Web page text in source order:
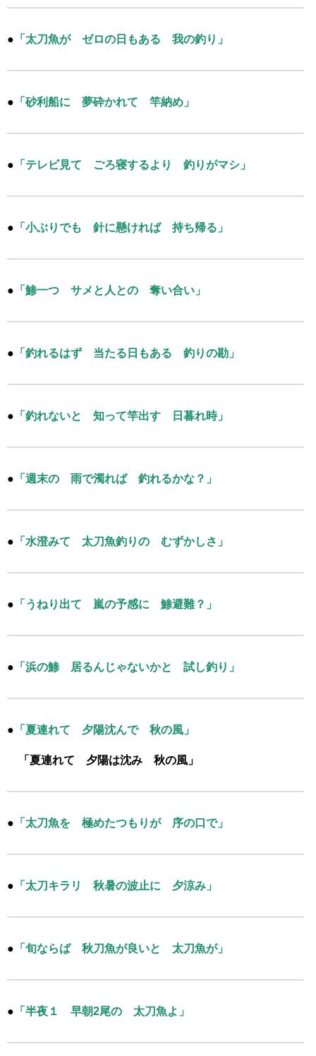
● 「太刀魚が ゼロの日もある 我の釣り」
● 「砂利船に 夢砕かれて 竿納め」
● 「テレビ見て ごろ寝するより 釣りがマシ」
● 「小ぶりでも 針に懸ければ 持ち帰る」
● 「鯵一つ サメと人との 奪い合い」
● 「釣れるはず 当たる日もある 釣りの勘」
● 「釣れないと 知って竿出す 日暮れ時」
● 「週末の 雨で濁れば 釣れるかな？」
● 「水澄みて 太刀魚釣りの むずかしさ」
● 「うねり出て 嵐の予感に 鯵避難？」
● 「浜の鯵 居るんじゃないかと 試し釣り」
● 「夏連れて 夕陽沈んで 秋の風」
「夏連れて 夕陽は沈み 秋の風」
● 「太刀魚を 極めたつもりが 序の口で」
● 「太刀キラリ 秋暑の波止に 夕涼み」
● 「旬ならば 秋刀魚が良いと 太刀魚が」
● 「半夜１ 早朝2尾の 太刀魚よ」